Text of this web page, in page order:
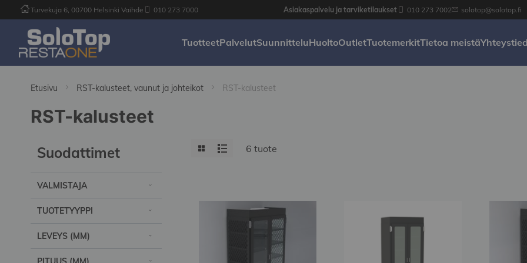
Turvekuja 6, 00700 Helsinki Vaihde 010 273 7000 Asiakaspalvelu ja tarviketilaukset 010 273 7002 solotop@solotop.fi
TuotteetPalvelutSuunnitteluHuoltoOutletTuotemerkitTietoa meistä
Etusivu RST-kalusteet, vaunut ja johteikot RST-kalusteet
RST-kalusteet
View
Grid List 6 tuote
Suodattimet
VALMISTAJA
TUOTETYYPPI
LEVEYS (MM)